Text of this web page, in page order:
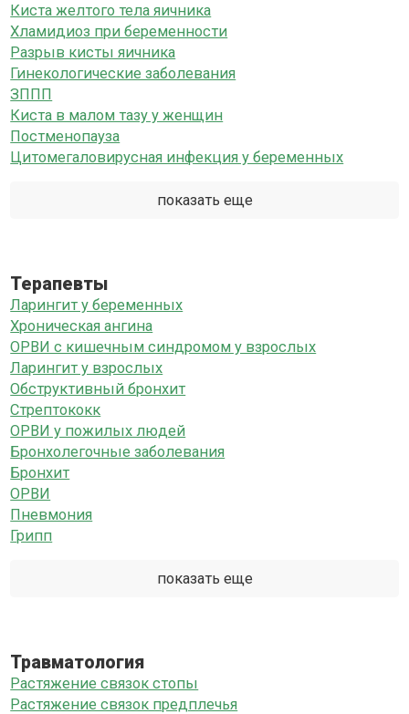
Киста желтого тела яичника
Хламидиоз при беременности
Разрыв кисты яичника
Гинекологические заболевания
ЗППП
Киста в малом тазу у женщин
Постменопауза
Цитомегаловирусная инфекция у беременных
показать еще
Терапевты
Ларингит у беременных
Хроническая ангина
ОРВИ с кишечным синдромом у взрослых
Ларингит у взрослых
Обструктивный бронхит
Стрептококк
ОРВИ у пожилых людей
Бронхолегочные заболевания
Бронхит
ОРВИ
Пневмония
Грипп
показать еще
Травматология
Растяжение связок стопы
Растяжение связок предплечья